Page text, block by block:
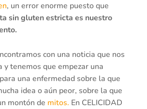
, un error enorme puesto que
sin gluten estricta es nuestro
con una noticia que nos
y tenemos que empezar una
una enfermedad sobre la que
idea o aún peor, sobre la que
montón de mitos. En CELICIDAD